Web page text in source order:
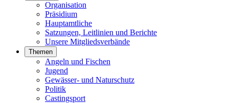
Organisation
Präsidium
Hauptamtliche
Satzungen, Leitlinien und Berichte
Unsere Mitgliedsverbände
Themen
Angeln und Fischen
Jugend
Gewässer- und Naturschutz
Politik
Castingsport